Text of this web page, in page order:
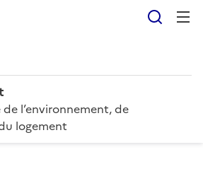
l’environnement, de
logement